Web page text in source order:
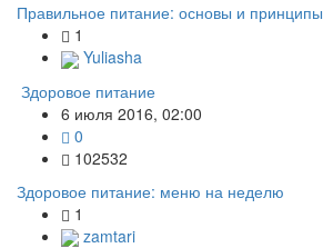
Правильное питание: основы и принципы
1
Yuliasha
Здоровое питание
6 июля 2016, 02:00
0
102532
Здоровое питание: меню на неделю
1
zamtari